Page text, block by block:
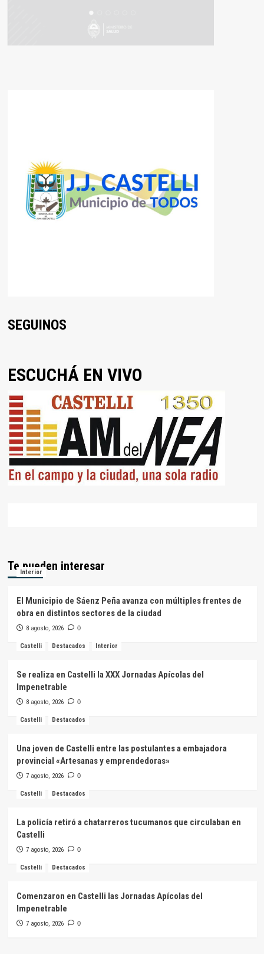
SEGUINOS
ESCUCHÁ EN VIVO
Te pueden interesar
Interior
El Municipio de Sáenz Peña avanza con múltiples frentes de
obra en distintos sectores de la ciudad
8 agosto, 2026 0
Castelli Destacados Interior
Se realiza en Castelli la XXX Jornadas Apícolas del
Impenetrable
8 agosto, 2026 0
Castelli Destacados
Una joven de Castelli entre las postulantes a embajadora
provincial «Artesanas y emprendedoras»
7 agosto, 2026 0
Castelli Destacados
La policía retiró a chatarreros tucumanos que circulaban en
Castelli
7 agosto, 2026 0
Castelli Destacados
Comenzaron en Castelli las Jornadas Apícolas del
Impenetrable
7 agosto, 2026 0